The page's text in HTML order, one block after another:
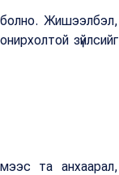
Жишээлбэл,
зүйлсийг
та анхаарал,